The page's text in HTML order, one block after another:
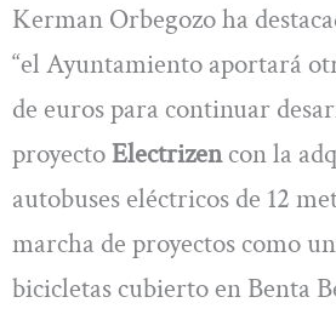
Kerman Orbegozo ha
“el Ayuntamiento aportará
de euros para continuar
proyectoElectrizencon la
autobuses eléctricos de 12
marcha de proyectos como
bicicletas cubierto en Benta